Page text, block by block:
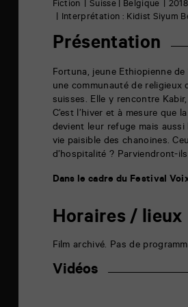
Fiction Suisse | Belgique 2018
Interprétation : Kidist Siyum
Présentation
Fortuna, jeune Ethiopienne
une communauté de religieux
suisses. Elle y rencontre
C’est l’hiver et à mesure que
devient leur refuge mais aussi
vie paisible des chanoines.
d’hospitalité ? Parviendront-
Dans le cadre du Festival
Horaires / lieux
Film archivé. Pas de
Vidéos